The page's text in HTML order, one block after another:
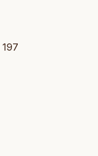
197